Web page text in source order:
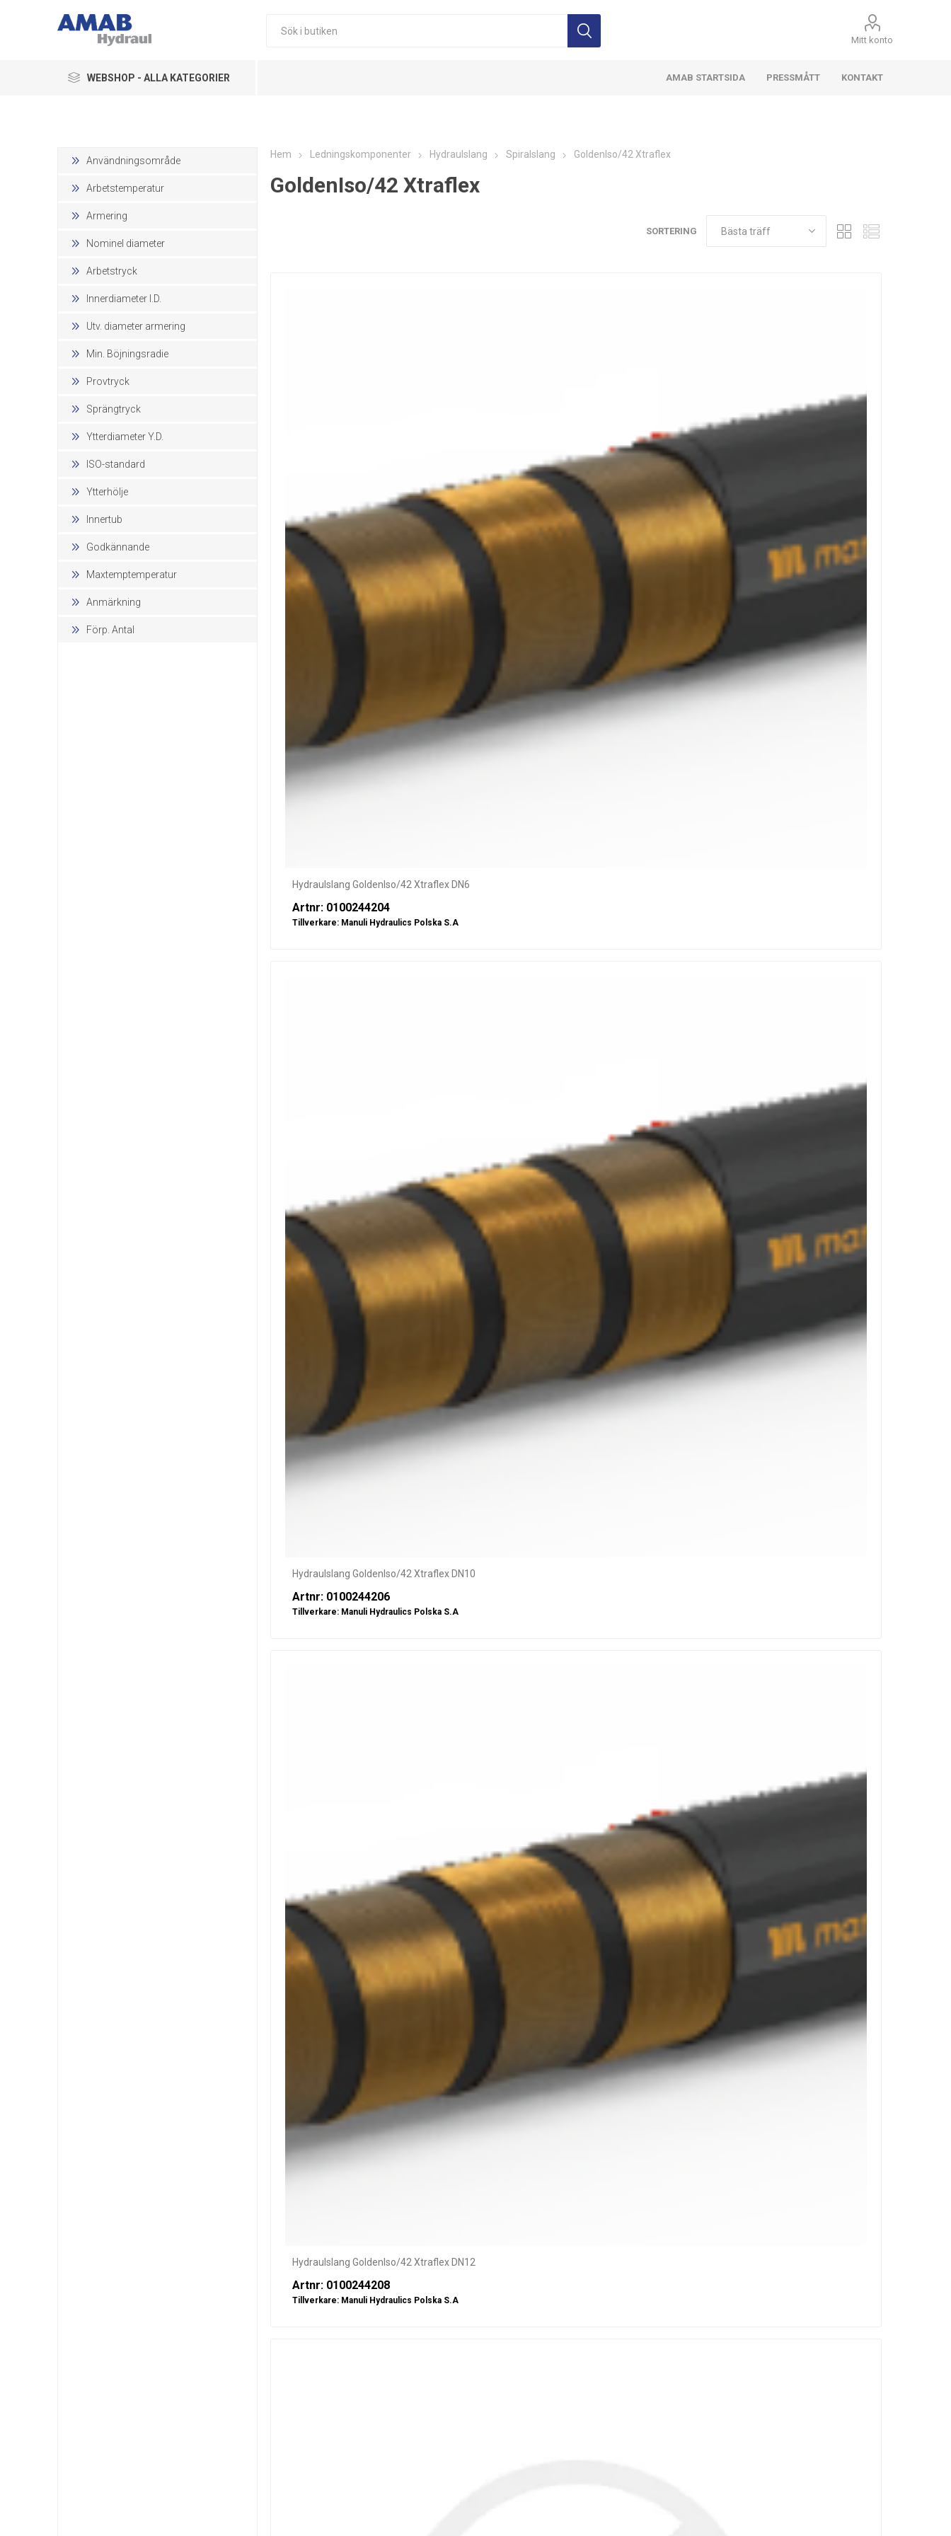
Mitt konto
WEBSHOP - ALLA KATEGORIER
Hydraulikkomponenter
Pneumatik
Övriga Produkter
AMAB STARTSIDA PRESSMÅTT KONTAKT
Användningsområde
Arbetstemperatur
Armering
Nominel diameter
Arbetstryck
Innerdiameter I.D.
Utv. diameter armering
Min. Böjningsradie
Provtryck
Sprängtryck
Ytterdiameter Y.D.
ISO-standard
Ytterhölje
Innertub
Godkännande
Maxtemptemperatur
Anmärkning
Förp. Antal
Hem Ledningskomponenter Hydraulslang Spiralslang GoldenIso/42 Xtraflex
GoldenIso/42 Xtraflex
SORTERING
Hydraulslang GoldenIso/42 Xtraflex DN6
Artnr: 0100244204
Tillverkare: Manuli Hydraulics Polska S.A
Hydraulslang GoldenIso/42 Xtraflex DN10
Artnr: 0100244206
Tillverkare: Manuli Hydraulics Polska S.A
Hydraulslang GoldenIso/42 Xtraflex DN12
Artnr: 0100244208
Tillverkare: Manuli Hydraulics Polska S.A